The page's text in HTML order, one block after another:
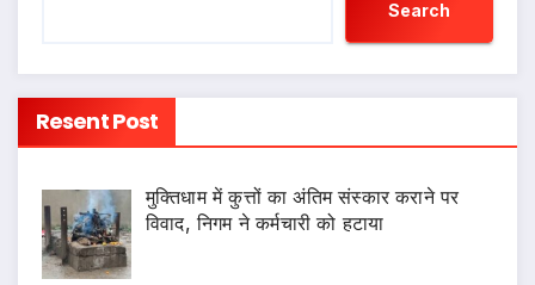
Search
Resent Post
मुक्तिधाम में कुत्तों का अंतिम संस्कार कराने पर
विवाद, निगम ने कर्मचारी को हटाया